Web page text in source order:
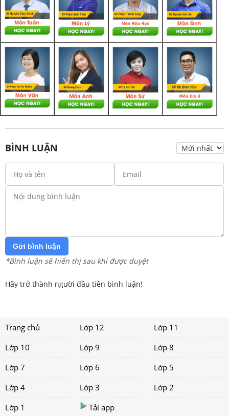
BÌNH LUẬN
Gửi bình luận
*Bình luận sẽ hiển thị sau khi được duyệt
Hãy trở thành người đầu tiên bình luận!
Trang chủ Lớp 12
Lớp 11
Lớp 10
Lớp 9
Lớp 8
Lớp 7
Lớp 6
Lớp 5
Lớp 4
Lớp 3
Lớp 2
Lớp 1
Tải app